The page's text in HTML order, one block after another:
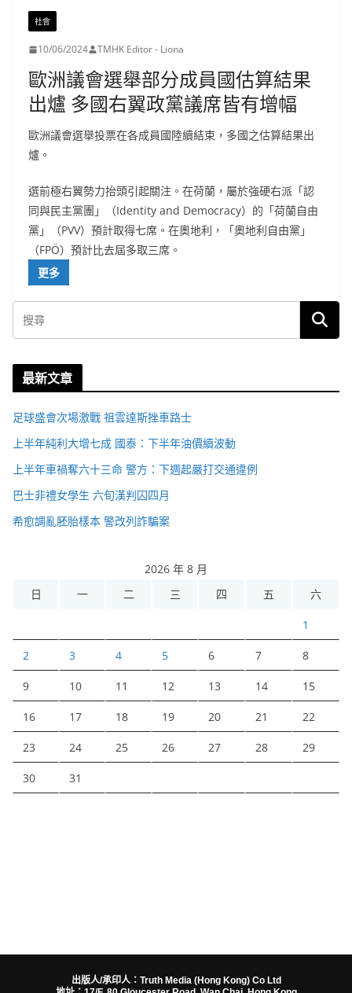
社會
10/06/2024 TMHK Editor - Liona
歐洲議會選舉部分成員國估算結果
出爐 多國右翼政黨議席皆有增幅
歐洲議會選舉投票在各成員國陸續結束，多國之估算結果出
爐。
選前極右翼勢力抬頭引起關注。在荷蘭，屬於強硬右派「認
同與民主黨團」（Identity and Democracy）的「荷蘭自由
黨」（PVV）預計取得七席。在奧地利，「奧地利自由黨」
（FPÖ）預計比去屆多取三席。
更多
最新文章
足球盛會次場激戰 祖雲達斯挫車路士
上半年純利大增七成 國泰：下半年油價續波動
上半年車禍奪六十三命 警方：下週起嚴打交通違例
巴士非禮女學生 六旬漢判囚四月
希愈調亂胚胎樣本 警改列詐騙案
2026 年 8 月
日
一 二 三 四 五 六
1
2 3 4 5 6 7 8
9 10 11 12 13 14 15
16 17 18 19 20 21 22
23 24 25 26 27 28 29
30 31
出版人/承印人：Truth Media (Hong Kong) Co Ltd